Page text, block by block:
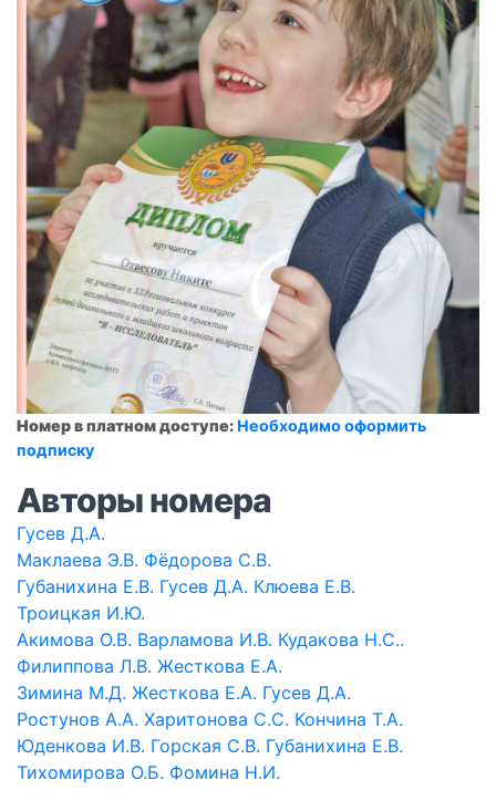
Номер в платном доступе:Необходимо оформить
подписку
Авторы номера
Гусев Д.А.
Маклаева Э.В. Фёдорова С.В.
Губанихина Е.В. Гусев Д.А. Клюева Е.В.
Троицкая И.Ю.
Акимова О.В. Варламова И.В. Кудакова Н.С..
Филиппова Л.В. Жесткова Е.А.
Зимина М.Д. Жесткова Е.А. Гусев Д.А.
Ростунов А.А. Харитонова С.С. Кончина Т.А.
Юденкова И.В. Горская С.В. Губанихина Е.В.
Тихомирова О.Б. Фомина Н.И.